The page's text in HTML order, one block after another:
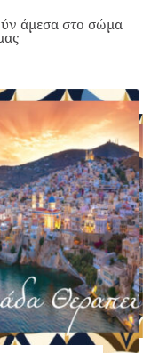
άμεσα στο σώμα